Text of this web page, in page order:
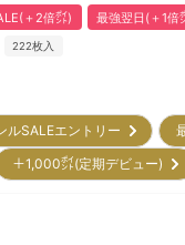
＋2倍㌽) 最強翌日(＋1倍
222枚入
ルSALEエントリー
＋1,000㌽(定期デビュー)